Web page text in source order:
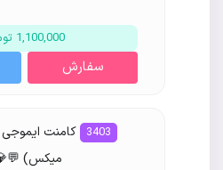
1,100,000 تومان
سفارش
3403
کامنت
میکس)